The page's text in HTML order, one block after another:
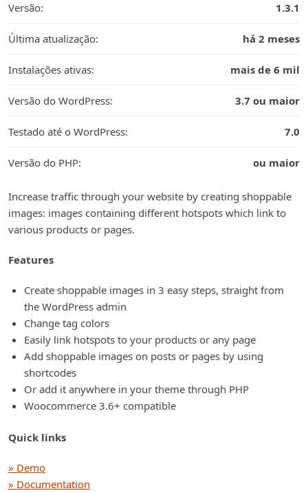
Versão: 1.3.1
Última atualização: há 2 meses
Instalações ativas: mais de 6 mil
Versão do WordPress: 3.7 ou maior
Testado até o WordPress: 7.0
Versão do PHP: ou maior
Increase traffic through your website by creating shoppable
images: images containing different hotspots which link to
various products or pages.
Features
Create shoppable images in 3 easy steps, straight from
the WordPress admin
Change tag colors
Easily link hotspots to your products or any page
Add shoppable images on posts or pages by using
shortcodes
Or add it anywhere in your theme through PHP
Woocommerce 3.6+ compatible
Quick links
» Demo
» Documentation